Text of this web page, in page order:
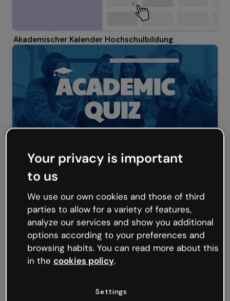
Akademischer Kalender Hochschulbildung
Akademisches quiz
Your privacy is important
to us
We use our own cookies and those of third
parties to allow for a variety of features,
analyze our services and show you additional
options according to your preferences and
browsing habits. You can read more about this
in the cookies policy.
Settings